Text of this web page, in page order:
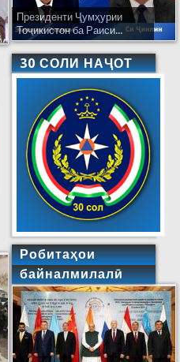
Президенти Ҷумҳурии
Тоҷикистон ба Раиси...
30 СОЛИ НАҶОТ
Робитаҳои
байналмилалӣ